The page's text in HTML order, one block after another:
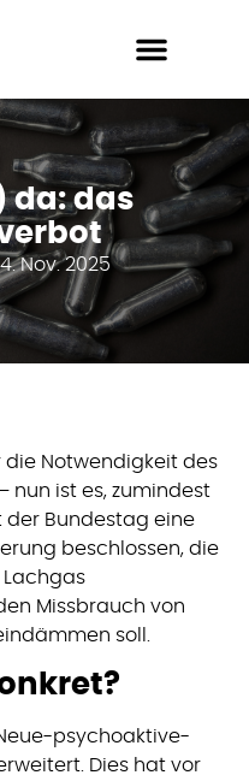
da: das
Nov. 2025
Notwendigkeit des
nun ist es, zumindest
der Bundestag eine
beschlossen, die
Missbrauch von
soll.
psychoaktive-
Dies hat vor